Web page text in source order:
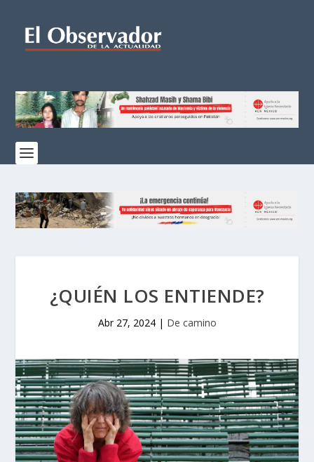
¿QUIÉN LOS ENTIENDE?
Abr 27, 2024| De camino